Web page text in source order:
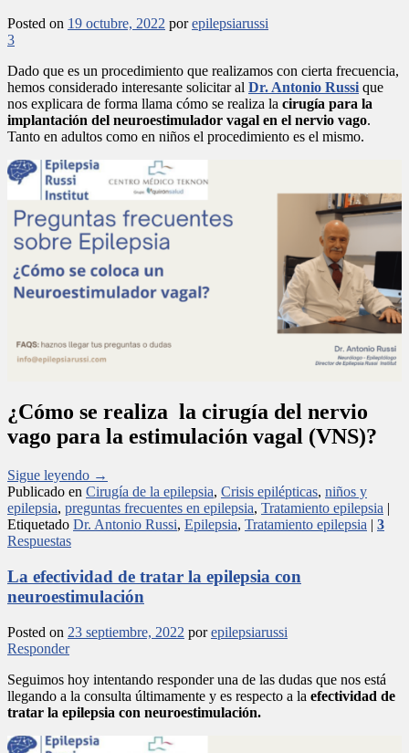
Posted on 19 octubre, 2022 porepilepsiarussi
3
Dado que es un procedimiento que realizamos con cierta frecuencia,
hemos considerado interesante solicitar al Dr. Antonio Russique
nos explicara de forma llama cómo se realiza la cirugía para la
implantación del neuroestimulador vagal en el nervio vago.
Tanto en adultos como en niños el procedimiento es el mismo.
¿Cómo se realiza la cirugía del nervio
vago para la estimulación vagal (VNS)?
Sigue leyendo →
Publicado en Cirugía de la epilepsia, Crisis epilépticas, niños y
epilepsia, preguntas frecuentes en epilepsia, Tratamiento epilepsia |
Etiquetado Dr. Antonio Russi, Epilepsia, Tratamiento epilepsia | 3
Respuestas
La efectividad de tratar la epilepsia con
neuroestimulación
Posted on 23 septiembre, 2022 porepilepsiarussi
Responder
Seguimos hoy intentando responder una de las dudas que nos está
llegando a la consulta últimamente y es respecto a la efectividad de
tratar la epilepsia con neuroestimulación.